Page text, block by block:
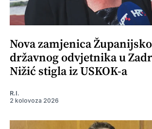
Nova zamjenica
državnog odvjetnika u
Nižić stigla iz USKOK-a
R.I.
2 kolovoza 2026